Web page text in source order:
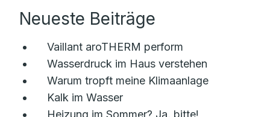
Neueste Beiträge
Vaillant aroTHERM perform
Wasserdruck im Haus verstehen
Warum tropft meine Klimaanlage
Kalk im Wasser
Heizung im Sommer? Ja, bitte!